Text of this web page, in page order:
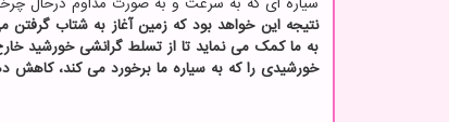
نتیجه این خواهد بود که زمین آغاز به شتاب گرفتن
به ما کمک می نماید تا از تسلط گرانشی خورشید
خورشیدی را که به سیاره ما برخورد می کند، کاهش